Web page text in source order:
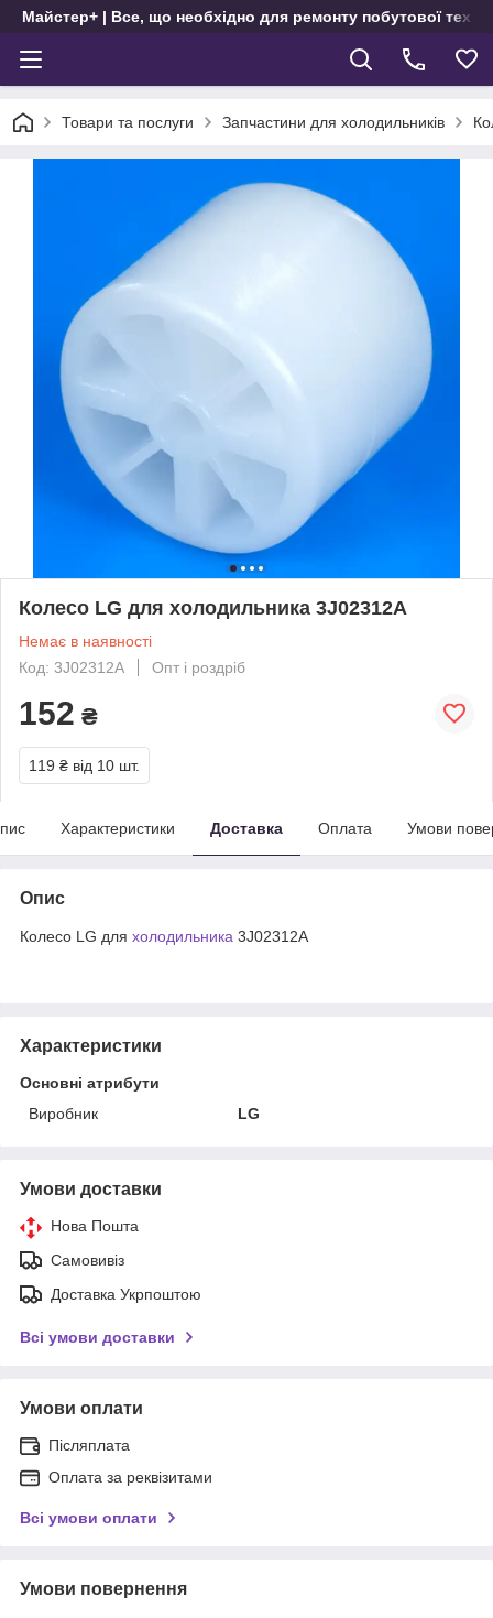
Майстер+ | Все, що необхідно для ремонту побутової
Товари та послуги Запчастини для холодильників
Колесо LG для холодильника 3J02312A
Немає в наявності
Код: 3J02312A
Опт і роздріб
152 ₴
119 ₴ від 10 шт.
Характеристики Доставка Оплата Умови
Опис
Колесо LG для холодильника 3J02312A
Характеристики
Основні атрибути
Виробник
LG
Умови доставки
Нова Пошта
Самовивіз
Доставка Укрпоштою
Всі умови доставки
Умови оплати
Післяплата
Оплата за реквізитами
Всі умови оплати
Умови повернення